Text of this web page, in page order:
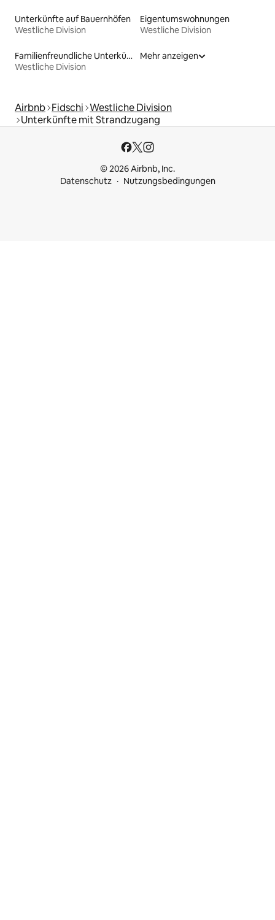
Unterkünfte auf Bauernhöfen
Westliche Division
Eigentumswohnungen
Westliche Division
Familienfreundliche Unterkünfte
Westliche Division
Mehr anzeigen
Airbnb Fidschi Westliche Division
Unterkünfte mit Strandzugang
© 2026 Airbnb, Inc.
Datenschutz
Nutzungsbedingungen